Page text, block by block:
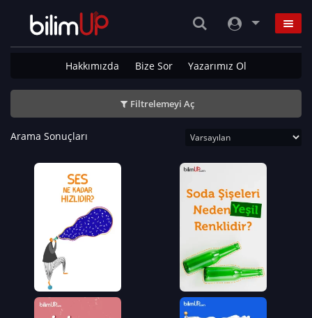
Hakkımızda Bize Sor Yazarımız Ol
Filtrelemeyi Aç
Arama Sonuçları